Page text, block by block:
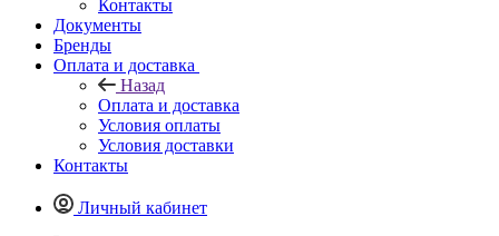
Контакты
Документы
Бренды
Оплата и доставка
Назад
Оплата и доставка
Условия оплаты
Условия доставки
Контакты
Личный кабинет